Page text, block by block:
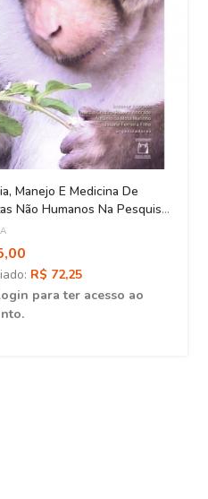
Manejo E Medicina De
Não Humanos Na Pesquisa
R$ 72,25
para ter acesso ao